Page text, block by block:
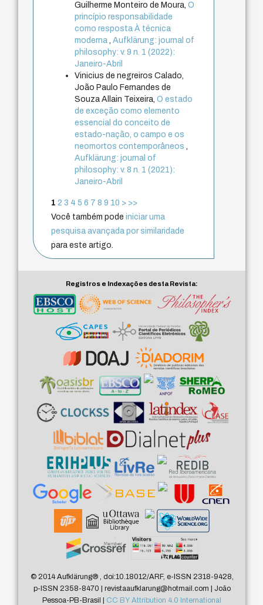
Guilherme Monteiro de Moura,O
princípio responsabilidade
como resposta À técnica
moderna,Aufklärung: journal of
philosophy: v. 9 n. 1 (2022):
Janeiro-Abril
Vinicius de negreiros Calado,
João Paulo Fernandes de
Souza Allain Teixeira,O estado
de exceção como elemento
essencial do conceito de
estado-nação, o campo e os
neomortos contemporâneos,
Aufklärung: journal of
philosophy: v. 8 n. 1 (2021):
Janeiro-Abril
1 2 3 4 5 6 7 8 9 10 > >>
Você também podeiniciar uma
pesquisa avançada por similaridade
para este artigo.
Registros e Indexações desta Revista:
© 2014 Aufklärung®, doi:10.18012/ARF, e-ISSN 2318-9428,
p-ISSN 2358-8470 | revistaaufklarung@hotmail.com | João
Pessoa-PB-Brasil | CC BY Attribution 4.0 International